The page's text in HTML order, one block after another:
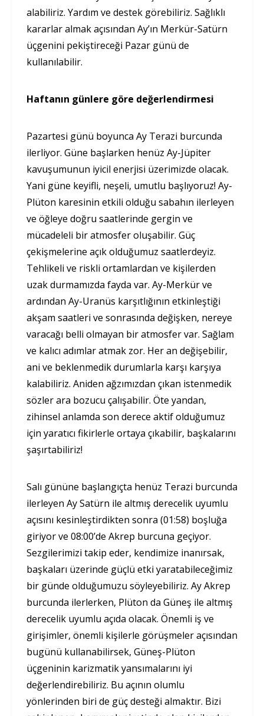
alabiliriz. Yardım ve destek görebiliriz. Sağlıklı
kararlar almak açısından Ay’ın Merkür-Satürn
üçgenini pekiştireceği Pazar günü de
kullanılabilir.
Haftanın günlere göre değerlendirmesi
Pazartesi günü boyunca Ay Terazi burcunda
ilerliyor. Güne başlarken henüz Ay-Jüpiter
kavuşumunun iyicil enerjisi üzerimizde olacak.
Yani güne keyifli, neşeli, umutlu başlıyoruz! Ay-
Plüton karesinin etkili olduğu sabahın ilerleyen
ve öğleye doğru saatlerinde gergin ve
mücadeleli bir atmosfer oluşabilir. Güç
çekişmelerine açık olduğumuz saatlerdeyiz.
Tehlikeli ve riskli ortamlardan ve kişilerden
uzak durmamızda fayda var. Ay-Merkür ve
ardından Ay-Uranüs karşıtlığının etkinleştiği
akşam saatleri ve sonrasında değişken, nereye
varacağı belli olmayan bir atmosfer var. Sağlam
ve kalıcı adımlar atmak zor. Her an değişebilir,
ani ve beklenmedik durumlarla karşı karşıya
kalabiliriz. Aniden ağzımızdan çıkan istenmedik
sözler ara bozucu çalışabilir. Öte yandan,
zihinsel anlamda son derece aktif olduğumuz
için yaratıcı fikirlerle ortaya çıkabilir, başkalarını
şaşırtabiliriz!
Salı gününe başlangıçta henüz Terazi burcunda
ilerleyen Ay Satürn ile altmış derecelik uyumlu
açısını kesinleştirdikten sonra (01:58) boşluğa
giriyor ve 08:00’de Akrep burcuna geçiyor.
Sezgilerimizi takip eder, kendimize inanırsak,
başkaları üzerinde güçlü etki yaratabileceğimiz
bir günde olduğumuzu söyleyebiliriz. Ay Akrep
burcunda ilerlerken, Plüton da Güneş ile altmış
derecelik uyumlu açıda olacak. Önemli iş ve
girişimler, önemli kişilerle görüşmeler açısından
bugünü kullanabilirsek, Güneş-Plüton
üçgeninin karizmatik yansımalarını iyi
değerlendirebiliriz. Bu açının olumlu
yönlerinden biri de güç desteği almaktır. Bizi